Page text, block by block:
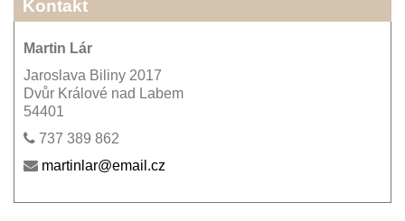
Kontakt
Martin Lár
Jaroslava Biliny 2017
Dvůr Králové nad Labem
54401
737 389 862
martinlar@email.cz